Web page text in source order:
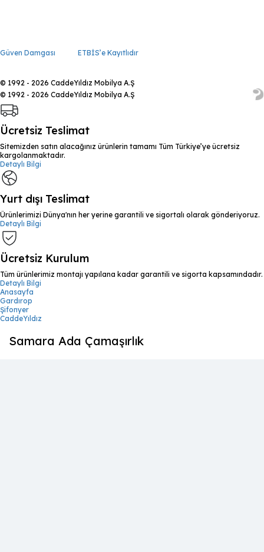
Güven Damgası ETBİS’e Kayıtlıdır
© 1992 - 2026 CaddeYıldız Mobilya A.Ş
© 1992 - 2026 CaddeYıldız Mobilya A.Ş
Ücretsiz Teslimat
Sitemizden satın alacağınız ürünlerin tamamı Tüm Türkiye’ye ücretsiz
kargolanmaktadır.
Detaylı Bilgi
Yurt dışı Teslimat
Ürünlerimizi Dünya'nın her yerine garantili ve sigortalı olarak gönderiyoruz.
Detaylı Bilgi
Ücretsiz Kurulum
Tüm ürünlerimiz montajı yapılana kadar garantili ve sigorta kapsamındadır.
Detaylı Bilgi
Anasayfa
Gardırop
Şifonyer
CaddeYıldız
Samara Ada Çamaşırlık